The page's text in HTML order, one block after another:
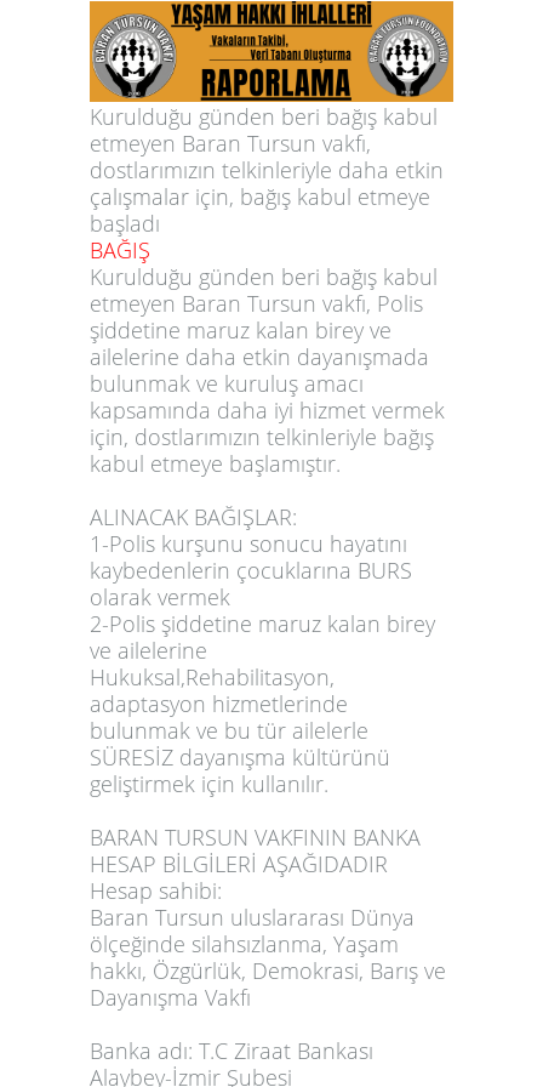
Kurulduğu günden beri bağış kabul
etmeyen Baran Tursun vakfı,
dostlarımızın telkinleriyle daha etkin
çalışmalar için, bağış kabul etmeye
başladı
BAĞIŞ
Kurulduğu günden beri bağış kabul
etmeyen Baran Tursun vakfı, Polis
şiddetine maruz kalan birey ve
ailelerine daha etkin dayanışmada
bulunmak ve kuruluş amacı
kapsamında daha iyi hizmet vermek
için, dostlarımızın telkinleriyle bağış
kabul etmeye başlamıştır.
ALINACAK BAĞIŞLAR:
1-Polis kurşunu sonucu hayatını
kaybedenlerin çocuklarına BURS
olarak vermek
2-Polis şiddetine maruz kalan birey
ve ailelerine
Hukuksal,Rehabilitasyon,
adaptasyon hizmetlerinde
bulunmak ve bu tür ailelerle
SÜRESİZ dayanışma kültürünü
geliştirmek için kullanılır.
BARAN TURSUN VAKFININ BANKA
HESAP BİLGİLERİ AŞAĞIDADIR
Hesap sahibi:
Baran Tursun uluslararası Dünya
ölçeğinde silahsızlanma, Yaşam
hakkı, Özgürlük, Demokrasi, Barış ve
Dayanışma Vakfı
Banka adı: T.C Ziraat Bankası
Alaybey-İzmir Şubesi